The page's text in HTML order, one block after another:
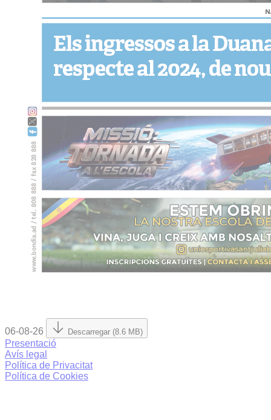
06-08-26 Descarregar (8.6 MB)
Presentació
Avís legal
Política de Privacitat
Política de Cookies